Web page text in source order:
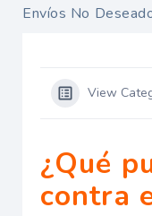
Envíos No
View
¿Qué
contra